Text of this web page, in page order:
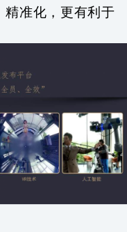
精准化，更有利于